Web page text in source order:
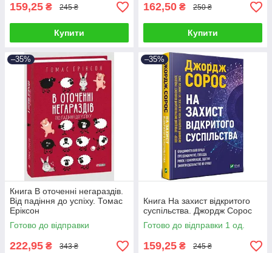
159,25 ₴ 245 ₴
Купити
162,50 ₴ 250 ₴
Купити
–35%
Книга В оточенні негараздів.
Від падіння до успіху. Томас
Еріксон
Готово до відправки
222,95 ₴ 343 ₴
–35%
Книга На захист відкритого
суспільства. Джордж Сорос
Готово до відправки 1 од.
159,25 ₴ 245 ₴